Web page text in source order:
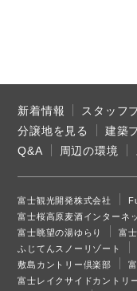
新着情報 スタッフ
分譲地を見る
建築
Q&A
周辺の環境
富士観光開発株式会社
富士桜高原麦酒インターネ
富士眺望の湯ゆらり
富
ふじてんスノーリゾート
敷島カントリー倶楽部
富士レイクサイドカントリ